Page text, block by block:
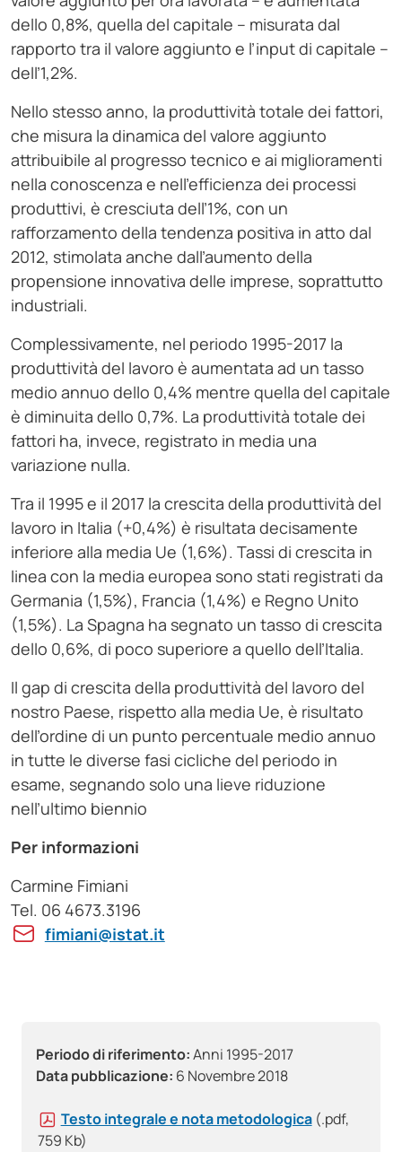
Periodo di riferimento:Anni 1995-2017
Data pubblicazione: 6 Novembre 2018
Testo integrale e nota metodologica (.pdf,
759 Kb)
dello 0,8%, quella del capitale – misurata dal
rapporto tra il valore aggiunto e l’input di capitale –
dell’1,2%.
Nello stesso anno, la produttività totale dei fattori,
che misura la dinamica del valore aggiunto
attribuibile al progresso tecnico e ai miglioramenti
nella conoscenza e nell’efficienza dei processi
produttivi, è cresciuta dell’1%, con un
rafforzamento della tendenza positiva in atto dal
2012, stimolata anche dall’aumento della
propensione innovativa delle imprese, soprattutto
industriali.
Complessivamente, nel periodo 1995-2017 la
produttività del lavoro è aumentata ad un tasso
medio annuo dello 0,4% mentre quella del capitale
è diminuita dello 0,7%. La produttività totale dei
fattori ha, invece, registrato in media una
variazione nulla.
Tra il 1995 e il 2017 la crescita della produttività del
lavoro in Italia (+0,4%) è risultata decisamente
inferiore alla media Ue (1,6%). Tassi di crescita in
linea con la media europea sono stati registrati da
Germania (1,5%), Francia (1,4%) e Regno Unito
(1,5%). La Spagna ha segnato un tasso di crescita
dello 0,6%, di poco superiore a quello dell’Italia.
Il gap di crescita della produttività del lavoro del
nostro Paese, rispetto alla media Ue, è risultato
dell’ordine di un punto percentuale medio annuo
in tutte le diverse fasi cicliche del periodo in
esame, segnando solo una lieve riduzione
nell’ultimo biennio
Per informazioni
Carmine Fimiani
Tel. 06 4673.3196
fimiani@istat.it